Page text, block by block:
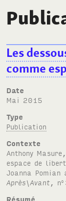
Les
comme
Date
mai 2015
Type
Publication
Contexte
Anthony
espace de
Joanna Pomian
Après\Avant , no
Résumé